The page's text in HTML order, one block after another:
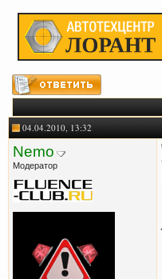
04.04.2010, 13:32
Nemo
Модератор